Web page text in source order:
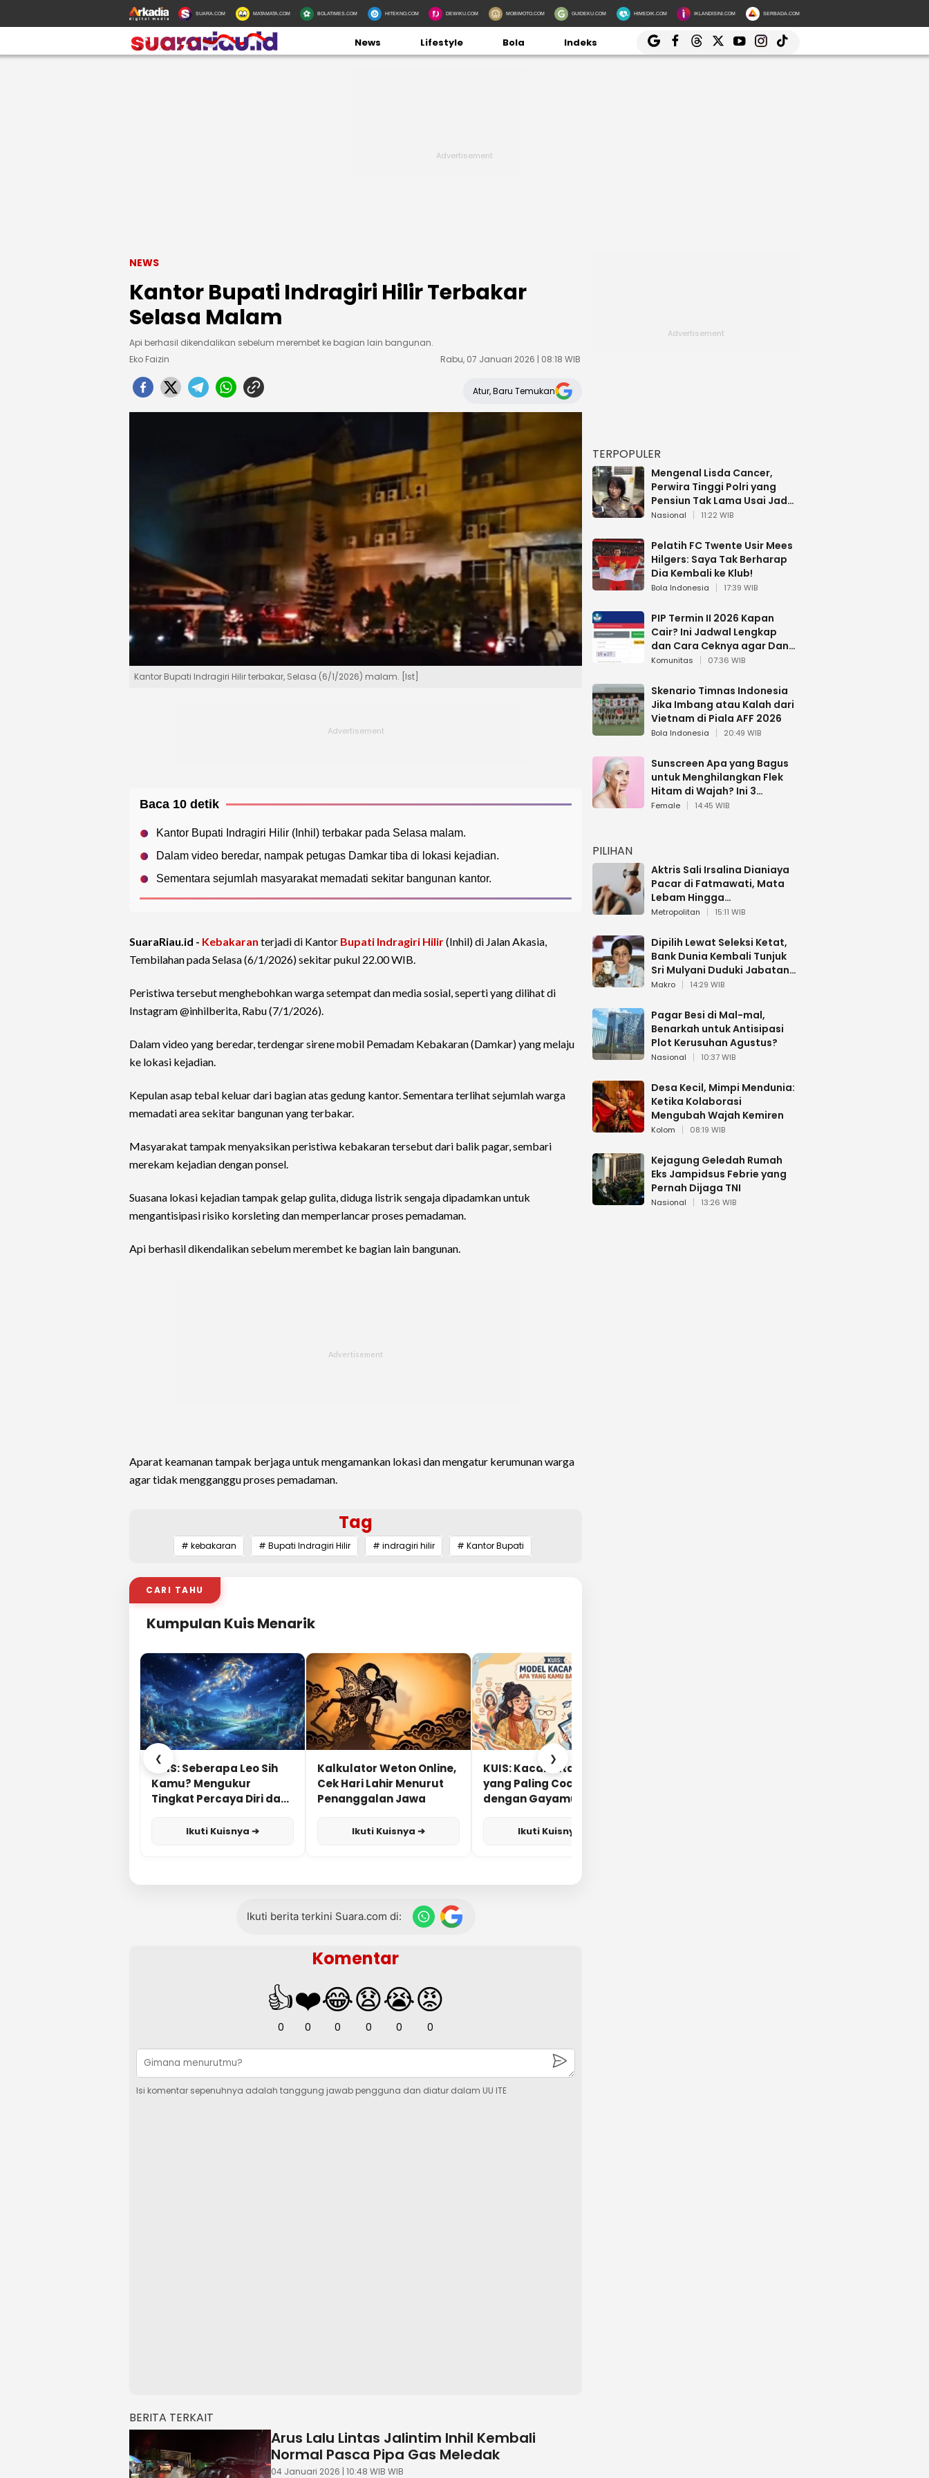
SUARA.COM MATAMATA.COM BOLATIMES.COM HITEKNO.COM DEWIKU.COM MOBIMOTO.COM GUIDEKU.COM HIMEDIK.COM IKLANDISINI.COM SERBADA.COM
News Lifestyle Bola Indeks
NEWS
Kantor Bupati Indragiri Hilir Terbakar
Selasa Malam
Api berhasil dikendalikan sebelum merembet ke bagian lain bangunan.
Eko Faizin
Rabu, 07 Januari 2026 | 08:18 WIB
Atur, Baru Temukan
Kantor Bupati Indragiri Hilir terbakar, Selasa (6/1/2026) malam. [Ist]
Baca 10 detik
Kantor Bupati Indragiri Hilir (Inhil) terbakar pada Selasa malam.
Dalam video beredar, nampak petugas Damkar tiba di lokasi kejadian.
Sementara sejumlah masyarakat memadati sekitar bangunan kantor.
SuaraRiau.id - Kebakaran terjadi di Kantor Bupati Indragiri Hilir(Inhil) di Jalan Akasia,
Tembilahan pada Selasa (6/1/2026) sekitar pukul 22.00 WIB.
Peristiwa tersebut menghebohkan warga setempat dan media sosial, seperti yang dilihat di
Instagram @inhilberita, Rabu (7/1/2026).
Dalam video yang beredar, terdengar sirene mobil Pemadam Kebakaran (Damkar) yang melaju
ke lokasi kejadian.
Kepulan asap tebal keluar dari bagian atas gedung kantor. Sementara terlihat sejumlah warga
memadati area sekitar bangunan yang terbakar.
Masyarakat tampak menyaksikan peristiwa kebakaran tersebut dari balik pagar, sembari
merekam kejadian dengan ponsel.
Suasana lokasi kejadian tampak gelap gulita, diduga listrik sengaja dipadamkan untuk
mengantisipasi risiko korsleting dan memperlancar proses pemadaman.
Api berhasil dikendalikan sebelum merembet ke bagian lain bangunan.
Aparat keamanan tampak berjaga untuk mengamankan lokasi dan mengatur kerumunan warga
agar tidak mengganggu proses pemadaman.
Tag
# kebakaran # Bupati Indragiri Hilir # indragiri hilir # Kantor Bupati
CARI TAHU
Kumpulan Kuis Menarik
❮
KUIS: Seberapa Leo Sih
Kamu? Mengukur
Tingkat Percaya Diri dan
Ikuti Kuisnya ➔
Kalkulator Weton Online,
Cek Hari Lahir Menurut
Penanggalan Jawa
Ikuti Kuisnya ➔
KUIS: Kacamata Apa
yang Paling Cocok
dengan Gayamu?
Ikuti Kuisnya ➔
❯
Ikuti berita terkini Suara.com di:
Komentar
👍
0
❤️
0
😂
0
😧
0
😭
0
😡
0
Isi komentar sepenuhnya adalah tanggung jawab pengguna dan diatur dalam UU ITE
BERITA TERKAIT
Arus Lalu Lintas Jalintim Inhil Kembali
Normal Pasca Pipa Gas Meledak
04 Januari 2026 | 10:48 WIB WIB
TERPOPULER
Mengenal Lisda Cancer,
Perwira Tinggi Polri yang
Pensiun Tak Lama Usai Jadi
Brigjen
Nasional 11:22 WIB
Pelatih FC Twente Usir Mees
Hilgers: Saya Tak Berharap
Dia Kembali ke Klub!
Bola Indonesia 17:39 WIB
PIP Termin II 2026 Kapan
Cair? Ini Jadwal Lengkap
dan Cara Ceknya agar Dana
Tidak Hangus!
Komunitas 07:36 WIB
Skenario Timnas Indonesia
Jika Imbang atau Kalah dari
Vietnam di Piala AFF 2026
Bola Indonesia 20:49 WIB
Sunscreen Apa yang Bagus
untuk Menghilangkan Flek
Hitam di Wajah? Ini 3
Rekomendasi sesuai Review
Female 14:45 WIB
PILIHAN
Aktris Sali Irsalina Dianiaya
Pacar di Fatmawati, Mata
Lebam Hingga
Diselamatkan Polantas
Metropolitan 15:11 WIB
Dipilih Lewat Seleksi Ketat,
Bank Dunia Kembali Tunjuk
Sri Mulyani Duduki Jabatan
Strategis
Makro 14:29 WIB
Pagar Besi di Mal-mal,
Benarkah untuk Antisipasi
Plot Kerusuhan Agustus?
Nasional 10:37 WIB
Desa Kecil, Mimpi Mendunia:
Ketika Kolaborasi
Mengubah Wajah Kemiren
Kolom 08:19 WIB
Kejagung Geledah Rumah
Eks Jampidsus Febrie yang
Pernah Dijaga TNI
Nasional 13:26 WIB